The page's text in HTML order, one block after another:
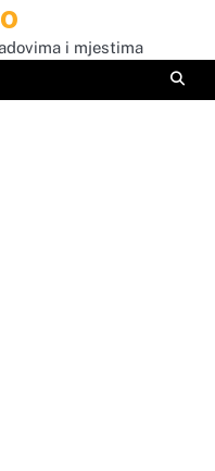
i mjestima